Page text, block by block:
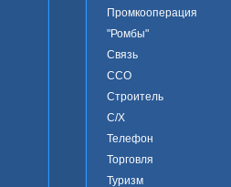
Промкооперация
"Ромбы"
Связь
ССО
Строитель
С/Х
Телефон
Торговля
Туризм